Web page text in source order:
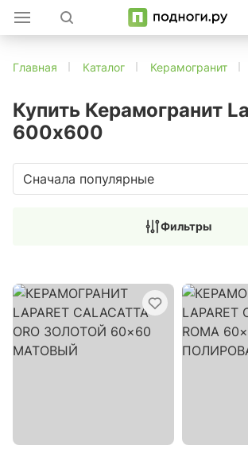
Главная Каталог Керамогранит
Купить Керамогранит
600х600
Сначала популярные
Фильтры